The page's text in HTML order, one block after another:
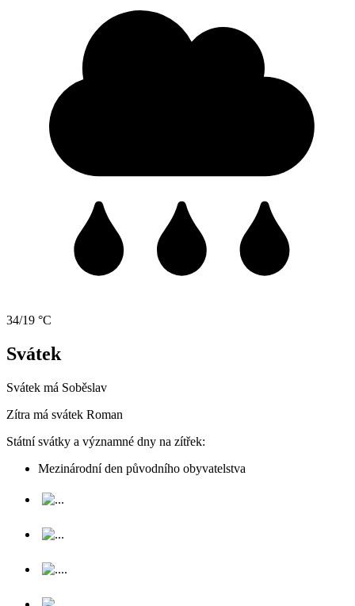
34/19 °C
Svátek
Svátek má Soběslav
Zítra má svátek Roman
Státní svátky a významné dny na zítřek:
Mezinárodní den původního obyvatelstva